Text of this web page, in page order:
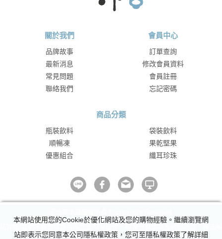
關於我們
品牌故事
最新消息
常見問題
聯絡我們
會員中心
訂單查詢
修改會員資料
會員註冊
忘記密碼
商品分類
瓶裝飲料
袋裝飲料
順暢凍
果乾堅果
優惠組合
纖耳珍珠
本網站使用您的Cookie於優化網站及您的購物經驗。繼續瀏覽網
站即表示您同意本公司隱私權政策，您可至隱私權政策了解詳細